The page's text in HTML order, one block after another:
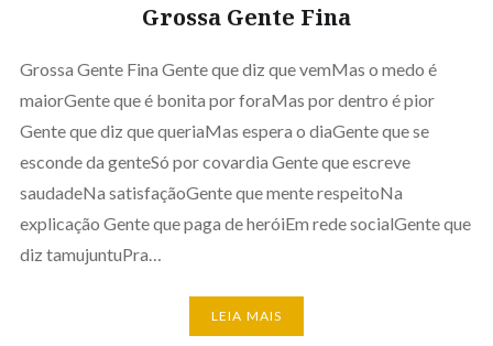
Grossa Gente Fina
Grossa Gente Fina Gente que diz que vemMas o medo é
maiorGente que é bonita por foraMas por dentro é pior
Gente que diz que queriaMas espera o diaGente que se
esconde da genteSó por covardia Gente que escreve
saudadeNa satisfaçãoGente que mente respeitoNa
explicação Gente que paga de heróiEm rede socialGente que
diz tamujuntuPra…
LEIA MAIS